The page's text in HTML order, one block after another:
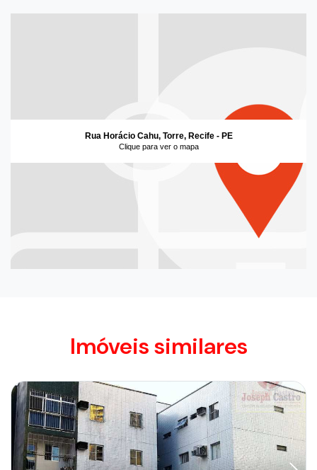
Rua Horácio Cahu, Torre, Recife - PE
Clique para ver o mapa
Imóveis similares